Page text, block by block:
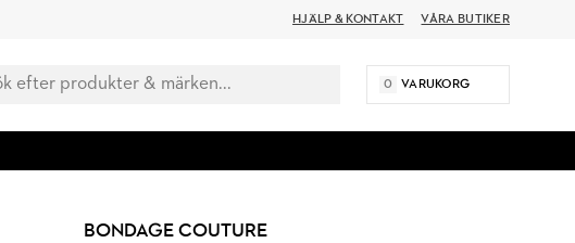
HJÄLP & KONTAKT VÅRA BUTIKER
0 VARUKORG
BONDAGE COUTURE